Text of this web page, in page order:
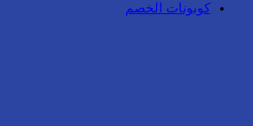
كوبونات الخصم